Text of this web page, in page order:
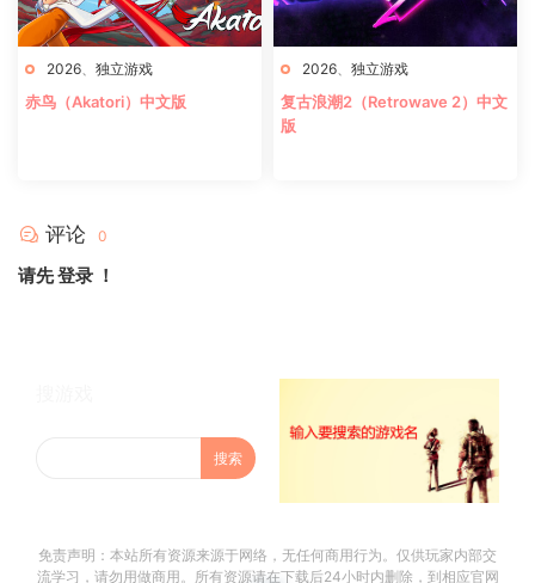
2026、 独立游戏
赤鸟（Akatori）中文版
2026、 独立游戏
复古浪潮2（Retrowave 2）中文
版
评论 0
请先登录 ！
免责声明：本站所有资源来源于网络，无任何商用行为。仅供玩家内部交
流学习，请勿用做商用。所有资源请在下载后24小时内删除，到相应官网